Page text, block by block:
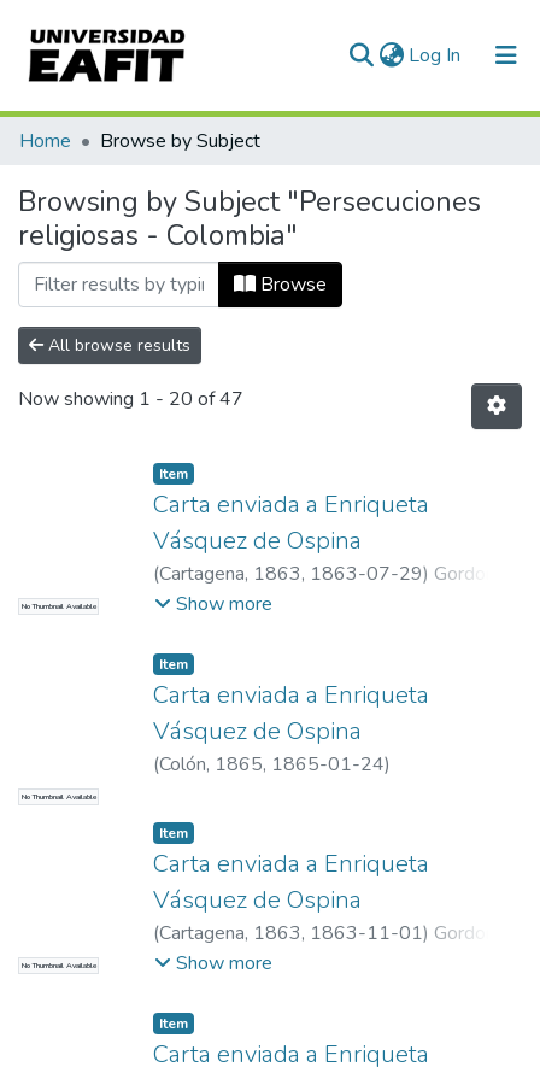
Log In (current)
Communities & Collections
All of DSpace
Home Browse by Subject
Browsing by Subject "Persecuciones
religiosas - Colombia"
Browse
All browse results
Now showing 1 - 20 of 47
No Thumbnail Available
Item
Carta enviada a Enriqueta
Vásquez de Ospina
(Cartagena, 1863, 1863-07-29) Gordon,
Manuela
Show more
No Thumbnail Available
Item
Carta enviada a Enriqueta
Vásquez de Ospina
(Colón, 1865, 1865-01-24)
No Thumbnail Available
Item
Carta enviada a Enriqueta
Vásquez de Ospina
(Cartagena, 1863, 1863-11-01) Gordon,
Manuela
Show more
Item
Carta enviada a Enriqueta